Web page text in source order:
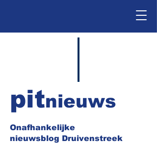
Onafhankelijke
nieuwsblog Druivenstreek
pitnieuws